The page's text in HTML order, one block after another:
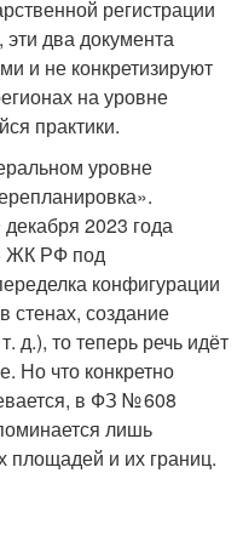
регистрации
два документа
и не конкретизируют
на уровне
практики.
уровне
2023 года
ЖК РФ под
конфигурации
стенах, создание
д.), то теперь речь идёт
Но что конкретно
в ФЗ № 608
лишь
площадей и их границ.